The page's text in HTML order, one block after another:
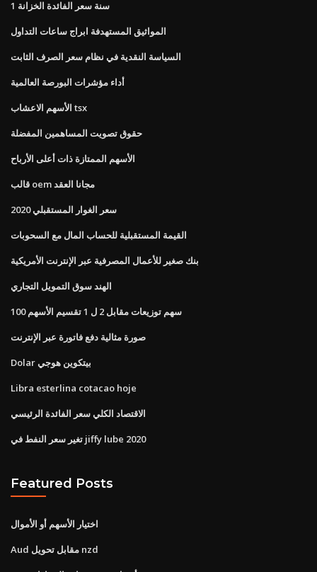
1 سنة سعر الفائدة الخزانة
المواثيق المستهدفة ابراج ساعات التداول
السياسة النقدية في نظام سعر الصرف الثابت
أداء مؤشرات البورصة العالمية
الأسهم الاعشاب tsx
حقوق تصويت المساهمين المفضلة
الأسهم الممتازة ذات أعلى الأرباح
قالب oem مجانا العقد
سعر الغوار المستقبلي 2020
القيمة المستقبلية للحساب المال مع السحوبات
بنك صغير للأعمال المصرفية عبر الإنترنت الأمريكية
الهند سوق التمويل التجاري
100 سهم توزيعات مقابل 2 ل 1 تقسيم الأسهم
صورة مثالية دفع فاتورة عبر الإنترنت
Dolar بيتكوين هوجي
Libra esterlina cotacao hoje
الاقتصاد الكلي سعر الفائدة الرئيسي
تغير سعر النفط في jiffy lube 2020
Featured Posts
اختيار الأسهم أو الأموال
Aud مقابل تحويل nzd